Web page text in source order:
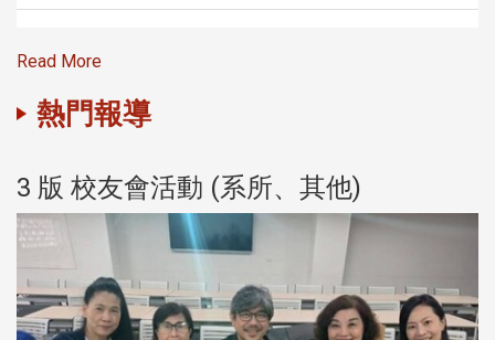
Read More
熱門報導
3 版 校友會活動 (系所、其他)